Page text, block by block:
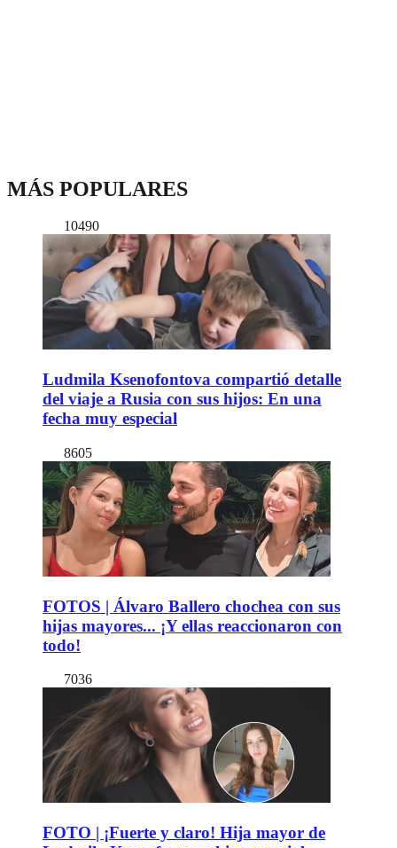
MÁS POPULARES
10490
Ludmila Ksenofontova compartió detalle
del viaje a Rusia con sus hijos: En una
fecha muy especial
8605
FOTOS | Álvaro Ballero chochea con sus
hijas mayores... ¡Y ellas reaccionaron con
todo!
7036
FOTO | ¡Fuerte y claro! Hija mayor de